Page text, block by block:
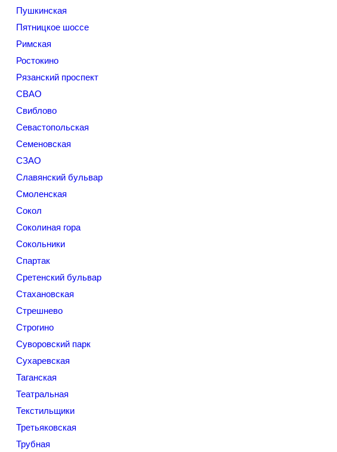
Пушкинская
Пятницкое шоссе
Римская
Ростокино
Рязанский проспект
СВАО
Свиблово
Севастопольская
Семеновская
СЗАО
Славянский бульвар
Смоленская
Сокол
Соколиная гора
Сокольники
Спартак
Сретенский бульвар
Стахановская
Стрешнево
Строгино
Суворовский парк
Сухаревская
Таганская
Театральная
Текстильщики
Третьяковская
Трубная